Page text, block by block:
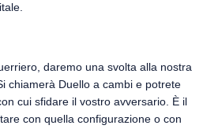
daremo una svolta alla nostra
chiamerà Duello a cambi e potrete
cui sfidare il vostro avversario. È il
con quella configurazione o con